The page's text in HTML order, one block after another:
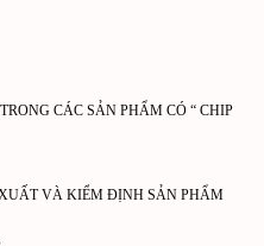
CÁC SẢN PHẨM CÓ “ CHIP
VÀ KIỂM ĐỊNH SẢN PHẨM